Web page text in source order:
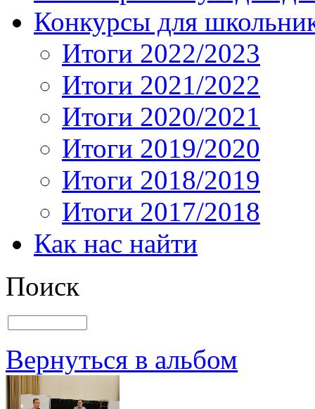
Конкурсы для
Итоги 2022/2023
Итоги 2021/2022
Итоги 2020/2021
Итоги 2019/2020
Итоги 2018/2019
Итоги 2017/2018
Как нас найти
Поиск
Вернуться в альбом